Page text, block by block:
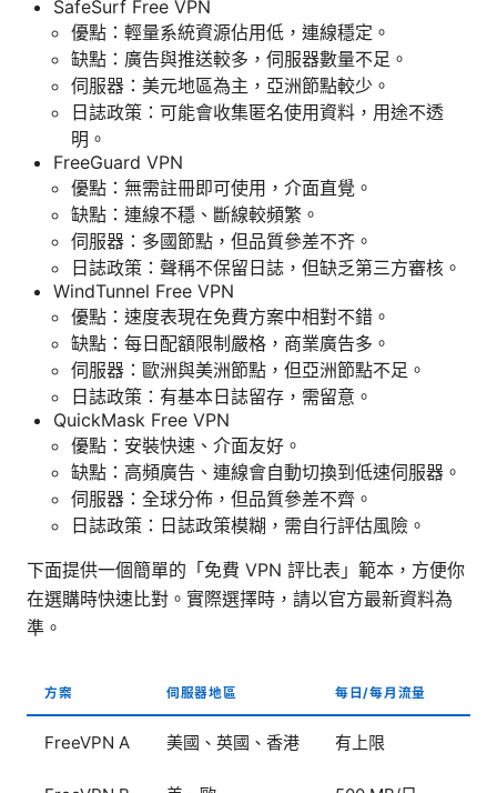
SafeSurf Free VPN
優點：輕量系統資源佔用低，連線穩定。
缺點：廣告與推送較多，伺服器數量不足。
伺服器：美元地區為主，亞洲節點較少。
日誌政策：可能會收集匿名使用資料，用途不透
明。
FreeGuard VPN
優點：無需註冊即可使用，介面直覺。
缺點：連線不穩、斷線較頻繁。
伺服器：多國節點，但品質參差不齐。
日誌政策：聲稱不保留日誌，但缺乏第三方審核。
WindTunnel Free VPN
優點：速度表現在免費方案中相對不錯。
缺點：每日配額限制嚴格，商業廣告多。
伺服器：歐洲與美洲節點，但亞洲節點不足。
日誌政策：有基本日誌留存，需留意。
QuickMask Free VPN
優點：安裝快速、介面友好。
缺點：高頻廣告、連線會自動切換到低速伺服器。
伺服器：全球分佈，但品質參差不齊。
日誌政策：日誌政策模糊，需自行評估風險。
下面提供一個簡單的「免費 VPN 評比表」範本，方便你
在選購時快速比對。實際選擇時，請以官方最新資料為
準。
方案 伺服器地區 每日/每月流量
FreeVPN A 美國、英國、香港 有上限